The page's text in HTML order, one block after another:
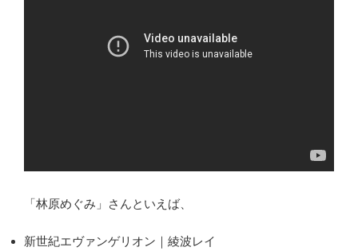
「林原めぐみ」さんといえば、
新世紀エヴァンゲリオン｜綾波レイ